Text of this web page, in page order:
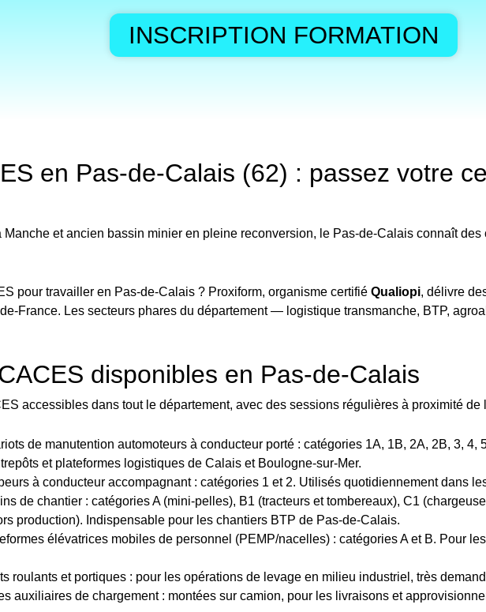
INSCRIPTION FORMATION
en Pas-de-Calais (62) : passez votre
Manche et ancien bassin minier en pleine reconversion, le Pas-de-Calais connaît des
pour travailler en Pas-de-Calais ? Proxiform, organisme certifié Qualiopi, délivre
France. Les secteurs phares du département — logistique transmanche, BTP,
disponibles en Pas-de-Calais
accessibles dans tout le département, avec des sessions régulières à proximité
de manutention automoteurs à conducteur porté : catégories 1A, 1B, 2A, 2B, 3, 4,
et plateformes logistiques de Calais et Boulogne-sur-Mer.
à conducteur accompagnant : catégories 1 et 2. Utilisés quotidiennement dans
de chantier : catégories A (mini-pelles), B1 (tracteurs et tombereaux), C1
production). Indispensable pour les chantiers BTP de Pas-de-Calais.
élévatrices mobiles de personnel (PEMP/nacelles) : catégories A et B. Pour
roulants et portiques : pour les opérations de levage en milieu industriel, très
auxiliaires de chargement : montées sur camion, pour les livraisons et